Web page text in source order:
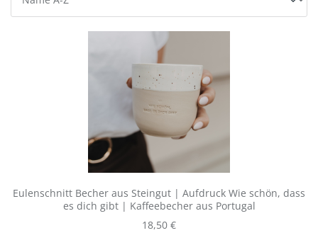
Eulenschnitt Becher aus Steingut | Aufdruck Wie schön, dass
es dich gibt | Kaffeebecher aus Portugal
Regulärer Preis:
18,50 €